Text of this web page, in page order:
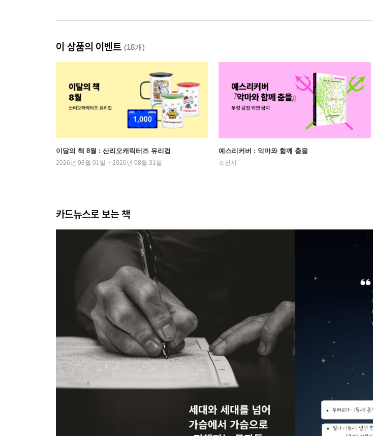
이 상품의 이벤트 (18개)
이달의 책 8월 : 산리오캐릭터즈 유리컵
2026년 08월 01일 ~ 2026년 08월 31일
예스리커버 : 악마와 함께 춤을
소진시
카드뉴스로 보는 책